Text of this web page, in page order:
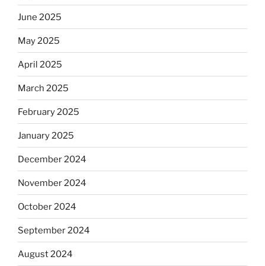
June 2025
May 2025
April 2025
March 2025
February 2025
January 2025
December 2024
November 2024
October 2024
September 2024
August 2024